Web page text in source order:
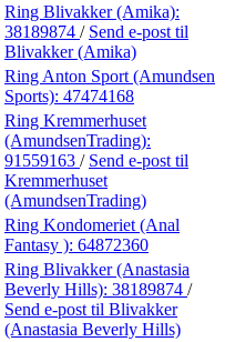
Ring Blivakker (Amika):
38189874 / Send e-post til
Blivakker (Amika)
Ring Anton Sport (Amundsen
Sports): 47474168
Ring Kremmerhuset
(AmundsenTrading):
91559163 / Send e-post til
Kremmerhuset
(AmundsenTrading)
Ring Kondomeriet (Anal
Fantasy ): 64872360
Ring Blivakker (Anastasia
Beverly Hills): 38189874 /
Send e-post til Blivakker
(Anastasia Beverly Hills)